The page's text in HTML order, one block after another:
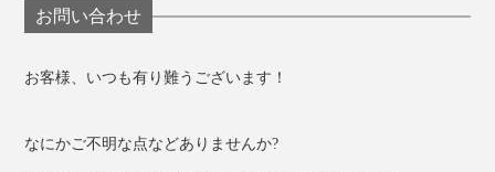
お問い合わせ
お客様、いつも有り難うございます！
なにかご不明な点などありませんか?